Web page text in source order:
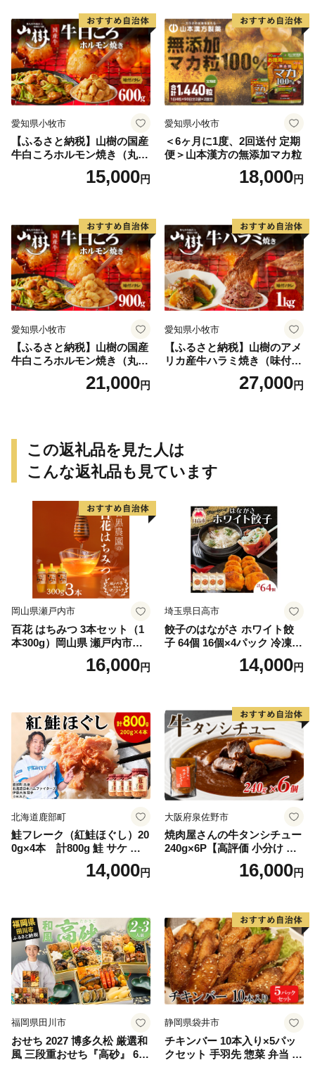
イル カレーライス 簡単調理
お取り寄せグルメ 時短飯 愛
知県 小牧市 送料無料
愛知県小牧市
【ふるさと納税】山樹の国産
牛白ころホルモン焼き（丸
15,000円
愛知県小牧市
＜6ヶ月に1度、2回送付 定期
便＞山本漢方の無添加マカ粒
18,000円
愛知県小牧市
【ふるさと納税】山樹の国産
牛白ころホルモン焼き（丸
21,000円
愛知県小牧市
【ふるさと納税】山樹のアメ
リカ産牛ハラミ焼き（味付）
27,000円
この返礼品を見た人は
こんな返礼品も見ています
岡山県瀬戸内市
百花 はちみつ 3本セット（1
本300g）岡山県 瀬戸内市産
石黒農園 ヨーグルト パン 砂
糖の代わり 香り高い いい香
16,000円
埼玉県日高市
餃子のはながさ ホワイト餃
子 64個 16個×4パック 冷凍
中華 点心 B級グルメ ご当地
野菜 おつまみ おかず 簡単調
ー ギフト お取り寄せ 日高市
14,000円
北海道鹿部町
鮭フレーク（紅鮭ほぐし）20
0g×4本 計800g 鮭 サケ 鮭
ほぐし サケフレーク シャケ
フレーク 鮭フレーク14,000円
大阪府泉佐野市
焼肉屋さんの牛タンシチュー
240g×6P【高評価 小分け 惣
菜 牛たん 一人暮らし 冷凍】
16,000円
福岡県田川市
おせち 2027 博多久松 厳選和
風 三段重おせち『高砂』 6.5
静岡県袋井市
チキンバー 10本入り×5パッ
クセット 手羽先 惣菜 弁当 お